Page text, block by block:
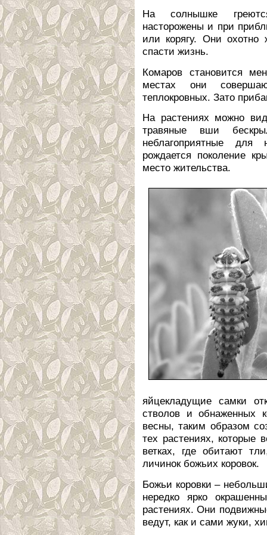
На солнышке
насторожены и при
или корягу. Они
спасти жизнь.
Комаров становится
местах они
теплокровных. Зато
На растениях можно
травяные вши
неблагоприятные
рождается поколение
место жительства.
яйцекладущие самки
стволов и обнаженных
весны, таким образом
тех растениях, которые
ветках, где обитают
личинок божьих коровок.
Божьи коровки –
нередко ярко
растениях. Они
ведут, как и сами жуки,